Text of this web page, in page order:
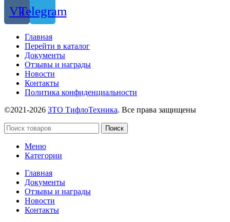
VkTelegram
Главная
Перейти в каталог
Документы
Отзывы и награды
Новости
Контакты
Политика конфиденциальности
©2021-2026 ЗТО ТифлоТехника. Все права защищены
Поиск
Меню
Категории
Главная
Документы
Отзывы и награды
Новости
Контакты